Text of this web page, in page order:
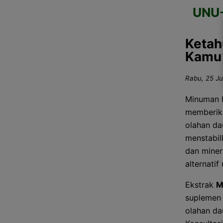
Kamu
Rabu, 25
Minuman
olahan
dan
alternatif
Ekstrak
olahan